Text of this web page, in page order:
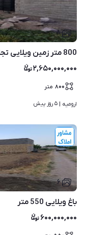
۸
800 متر زمین ویلایی تجاری
۲,۶۵۰,۰۰۰,۰۰۰
۸۰۰ متر
ارومیه | ۵ روز پیش
۶
باغ ویلایی 550 متر
۶۰۰,۰۰۰,۰۰۰